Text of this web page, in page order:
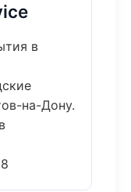
в
на-Дону.